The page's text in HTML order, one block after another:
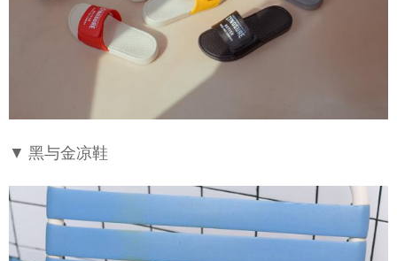
▼ 黑与金凉鞋